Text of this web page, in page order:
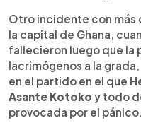
Otro incidente con más
la capital de Ghana,
fallecieron luego que la
lacrimógenos a la
en el partido en el que
Asante Kotoko y todo
provocada por el pánico.